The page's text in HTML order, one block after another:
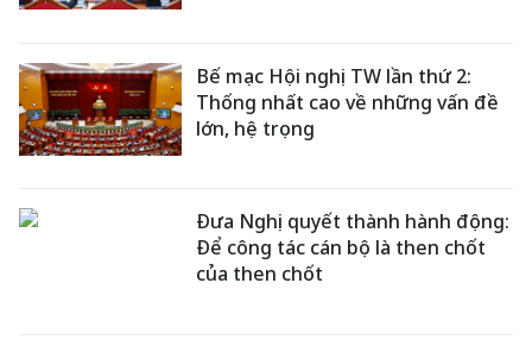
Bế mạc Hội nghị TW lần thứ 2:
Thống nhất cao về những vấn đề
lớn, hệ trọng
Đưa Nghị quyết thành hành động:
Để công tác cán bộ là then chốt
của then chốt